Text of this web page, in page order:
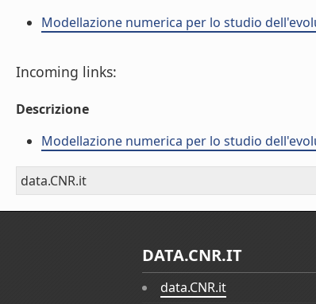
Modellazione numerica per lo studio
Incoming links:
Descrizione
Modellazione numerica per lo studio
data.CNR.it
DATA.CNR.IT
data.CNR.it